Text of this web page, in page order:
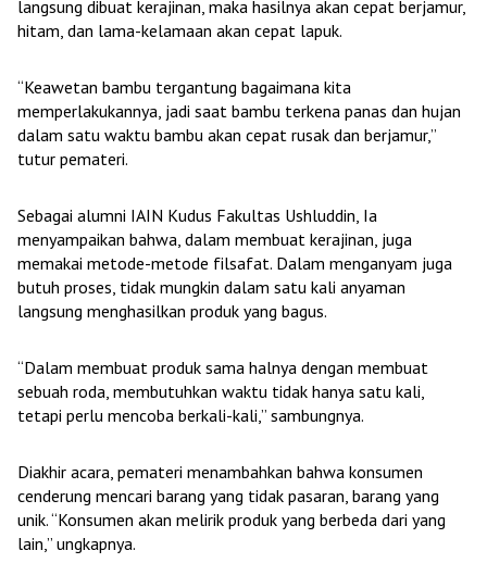
langsung dibuat kerajinan, maka hasilnya akan cepat berjamur,
hitam, dan lama-kelamaan akan cepat lapuk.
“Keawetan bambu tergantung bagaimana kita
memperlakukannya, jadi saat bambu terkena panas dan hujan
dalam satu waktu bambu akan cepat rusak dan berjamur,”
tutur pemateri.
Sebagai alumni IAIN Kudus Fakultas Ushluddin, Ia
menyampaikan bahwa, dalam membuat kerajinan, juga
memakai metode-metode filsafat. Dalam menganyam juga
butuh proses, tidak mungkin dalam satu kali anyaman
langsung menghasilkan produk yang bagus.
“Dalam membuat produk sama halnya dengan membuat
sebuah roda, membutuhkan waktu tidak hanya satu kali,
tetapi perlu mencoba berkali-kali,” sambungnya.
Diakhir acara, pemateri menambahkan bahwa konsumen
cenderung mencari barang yang tidak pasaran, barang yang
unik. “Konsumen akan melirik produk yang berbeda dari yang
lain,” ungkapnya.